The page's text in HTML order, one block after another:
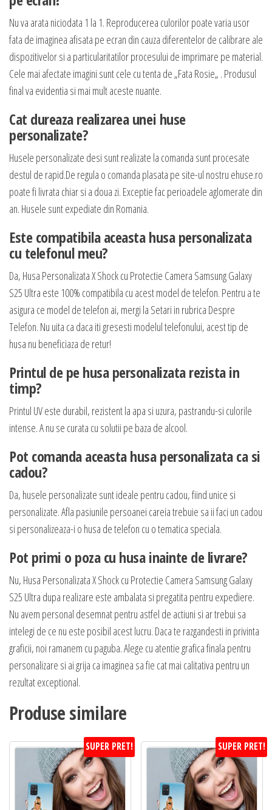
Nu va arata niciodata 1 la 1. Reproducerea culorilor poate varia usor
fata de imaginea afisata pe ecran din cauza diferentelor de calibrare ale
dispozitivelor si a particularitatilor procesului de imprimare pe material.
Cele mai afectate imagini sunt cele cu tenta de „Fata Rosie„ . Produsul
final va evidentia si mai mult aceste nuante.
Cat dureaza realizarea unei huse
personalizate?
Husele personalizate desi sunt realizate la comanda sunt procesate
destul de rapid.De regula o comanda plasata pe site-ul nostru ehuse.ro
poate fi livrata chiar si a doua zi. Exceptie fac perioadele aglomerate din
an. Husele sunt expediate din Romania.
Este compatibila aceasta husa personalizata
cu telefonul meu?
Da, Husa Personalizata X Shock cu Protectie Camera Samsung Galaxy
S25 Ultra este 100% compatibila cu acest model de telefon. Pentru a te
asigura ce model de telefon ai, mergi la Setari in rubrica Despre
Telefon. Nu uita ca daca iti gresesti modelul telefonului, acest tip de
husa nu beneficiaza de retur!
Printul de pe husa personalizata rezista in
timp?
Printul UV este durabil, rezistent la apa si uzura, pastrandu-si culorile
intense. A nu se curata cu solutii pe baza de alcool.
Pot comanda aceasta husa personalizata ca si
cadou?
Da, husele personalizate sunt ideale pentru cadou, fiind unice si
personalizate. Afla pasiunile persoanei careia trebuie sa ii faci un cadou
si personalizeaza-i o husa de telefon cu o tematica speciala.
Pot primi o poza cu husa inainte de livrare?
Nu, Husa Personalizata X Shock cu Protectie Camera Samsung Galaxy
S25 Ultra dupa realizare este ambalata si pregatita pentru expediere.
Nu avem personal desemnat pentru astfel de actiuni si ar trebui sa
intelegi de ce nu este posibil acest lucru. Daca te razgandesti in privinta
graficii, noi ramanem cu paguba. Alege cu atentie grafica finala pentru
personalizare si ai grija ca imaginea sa fie cat mai calitativa pentru un
rezultat exceptional.
Produse similare
SUPER PRET! SUPER PRET!